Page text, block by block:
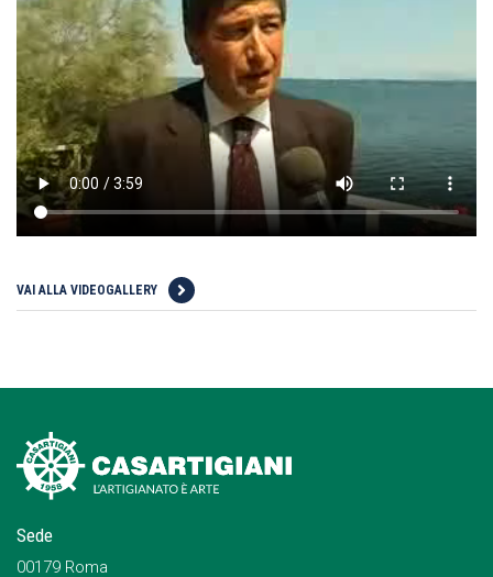
VAI ALLA VIDEOGALLERY
Sede
00179 Roma